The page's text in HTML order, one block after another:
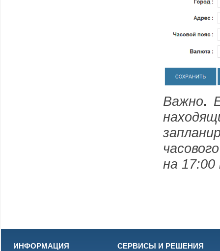
Важно.
на 17:00
ИНФОРМАЦИЯ СЕРВИСЫ И РЕШЕНИЯ